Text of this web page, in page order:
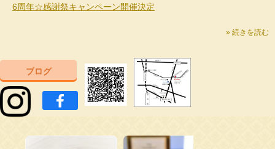
6周年☆感謝祭キャンペーン開催決定
» 続きを読む
ブログ